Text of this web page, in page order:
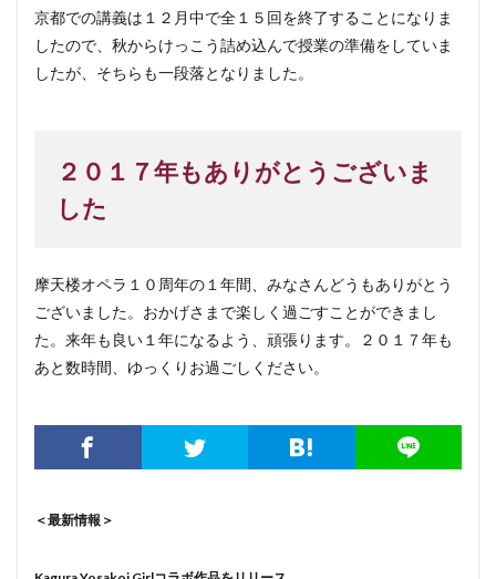
京都での講義は１２月中で全１５回を終了することになりま
したので、秋からけっこう詰め込んで授業の準備をしていま
したが、そちらも一段落となりました。
２０１７年もありがとうございま
した
摩天楼オペラ１０周年の１年間、みなさんどうもありがとう
ございました。おかげさまで楽しく過ごすことができまし
た。来年も良い１年になるよう、頑張ります。２０１７年も
あと数時間、ゆっくりお過ごしください。
＜最新情報＞